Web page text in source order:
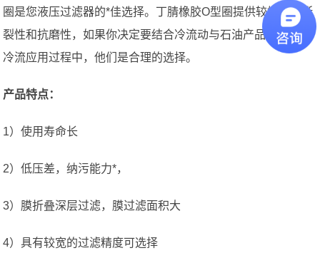
圈是您液压过滤器的*佳选择。丁腈橡胶O型圈提供较好的抗撕
裂性和抗磨性，如果你决定要结合冷流动与石油产品，在这些
冷流应用过程中，他们是合理的选择。
产品特点：
1）使用寿命长
2）低压差，纳污能力*，
3）膜折叠深层过滤，膜过滤面积大
4）具有较宽的过滤精度可选择